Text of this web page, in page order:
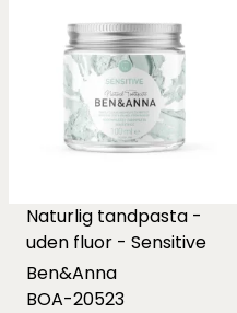
Naturlig tandpasta -
uden fluor - Sensitive
Ben&Anna
BOA-20523